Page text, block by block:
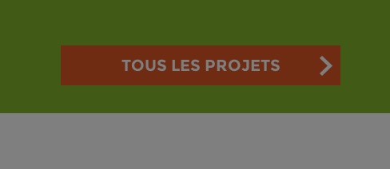
TOUS LES PROJETS